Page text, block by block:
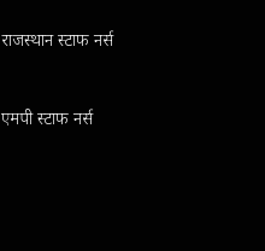
राजस्थान स्टाफ नर्स
एमपी स्टाफ नर्स